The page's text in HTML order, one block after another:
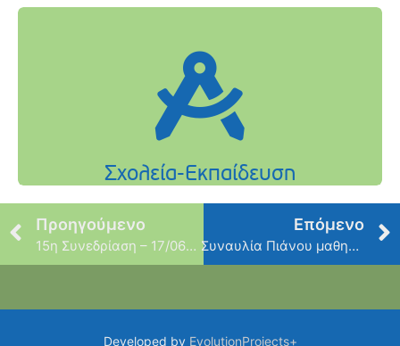
Προηγούμενο
15η Συνεδρίαση – 17/06/2024
Επόμενο
Συναυλία Πιάνου μαθητών σχολείων Φιλοθέης Ψυχικού & του Εθνικού Ωδείου Χαλανδρίου – 19 Ιουνίου
Developed by EvolutionProjects+